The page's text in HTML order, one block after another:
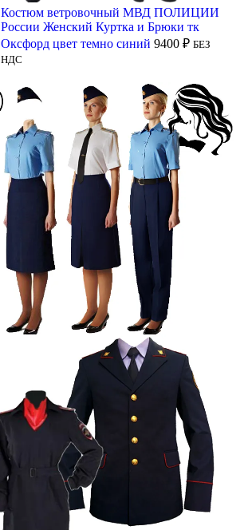
Костюм ветровочный МВД ПОЛИЦИИ
России Женский Куртка и Брюки тк
Оксфорд цвет темно синий 9400 ₽ БЕЗ
НДС